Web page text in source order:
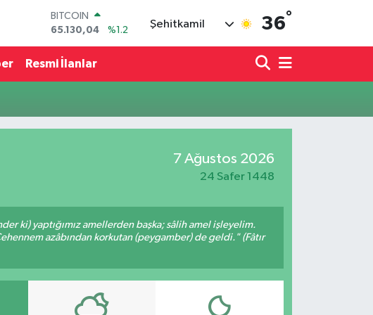
BITCOIN
65.130,04
%1.2
DOLAR
47,7069
64,1897
%0.02
GRAM ALTIN
Şehitkamil 36°
Resmi İlanlar
7 Ağustos 2026
24 Safer 1448
ki) yaptığımız amellerden başka; sâlih amel işleyelim.
azâbından korkutan (peygamber) de geldi." (Fâtır